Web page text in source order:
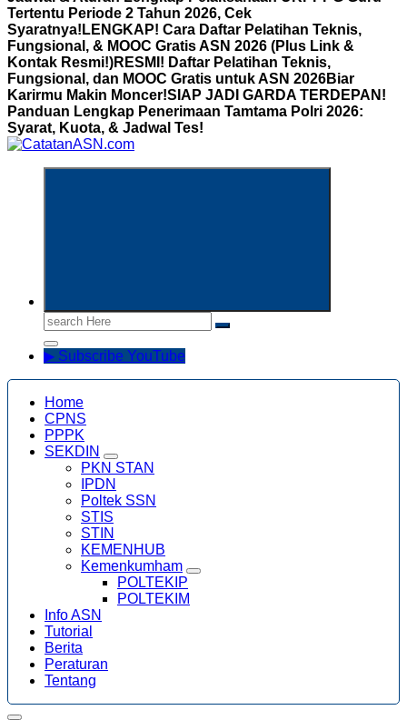
Tertentu Periode 2 Tahun 2026, Cek
Syaratnya! LENGKAP! Cara Daftar Pelatihan Teknis,
Fungsional, & MOOC Gratis ASN 2026 (Plus Link &
Kontak Resmi!)RESMI! Daftar Pelatihan Teknis,
Fungsional, dan MOOC Gratis untuk ASN 2026Biar
Karirmu Makin Moncer!SIAP JADI GARDA TERDEPAN!
Panduan Lengkap Penerimaan Tamtama Polri 2026:
Syarat, Kuota, & Jadwal Tes!
Search
for:
▶ Subscribe YouTube
Home
CPNS
PPPK
SEKDIN
PKN STAN
IPDN
Poltek SSN
STIS
STIN
KEMENHUB
Kemenkumham
POLTEKIP
POLTEKIM
Info ASN
Tutorial
Berita
Peraturan
Tentang